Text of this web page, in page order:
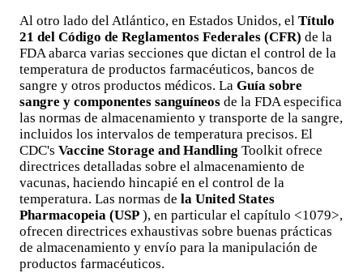
Al otro lado del Atlántico, en Estados Unidos, el Título
21 del Código de Reglamentos Federales (CFR) de la
FDA abarca varias secciones que dictan el control de la
temperatura de productos farmacéuticos, bancos de
sangre y otros productos médicos. La Guía sobre
sangre y componentes sanguíneos de la FDA especifica
las normas de almacenamiento y transporte de la sangre,
incluidos los intervalos de temperatura precisos. El
CDC's Vaccine Storage and Handling Toolkit ofrece
directrices detalladas sobre el almacenamiento de
vacunas, haciendo hincapié en el control de la
temperatura. Las normas de la United States
Pharmacopeia (USP ), en particular el capítulo <1079>,
ofrecen directrices exhaustivas sobre buenas prácticas
de almacenamiento y envío para la manipulación de
productos farmacéuticos.